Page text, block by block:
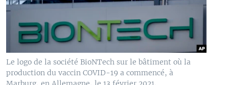
Le logo de la société BioNTech sur le bâtiment où la
production du vaccin COVID-19 a commencé, à